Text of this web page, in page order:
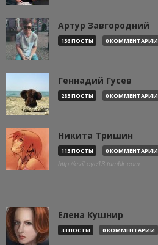
Артур Завгородний
136 ПОСТЫ 0 КОММЕНТАРИИ
Геннадий Гусев
283 ПОСТЫ 0 КОММЕНТАРИИ
Никита Тришин
113 ПОСТЫ 0 КОММЕНТАРИИ
http://evil-eye13.tumblr.com
Елена Кушнир
33 ПОСТЫ 0 КОММЕНТАРИИ